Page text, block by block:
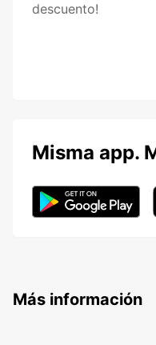
descuento!
Misma app.
Más información